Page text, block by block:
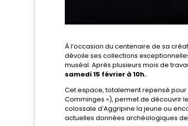
À l’occasion du centenaire de sa
dévoile ses collections
muséal. Après plusieurs mois de
samedi 15 février à 10h.
Cet espace, totalement repensé pour
Comminges »), permet de découvrir
colossale d’Aggripine la jeune ou
actuelles données archéologiques de